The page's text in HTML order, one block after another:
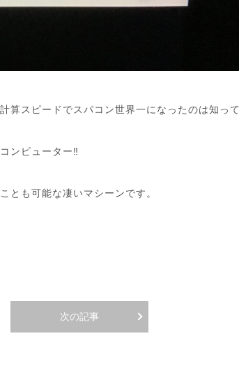
算スピードでスパコン世界一になったのは知って
ンピューター‼︎
とも可能な凄いマシーンです。
次の記事